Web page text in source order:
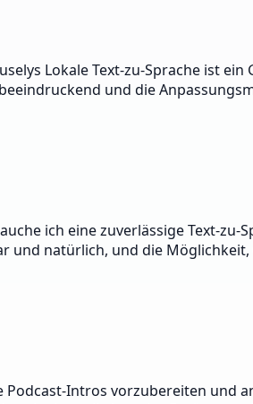
Lokale Text-zu-Sprache ist
und die
ich eine zuverlässige Text-
natürlich, und die
Intros vorzubereiten